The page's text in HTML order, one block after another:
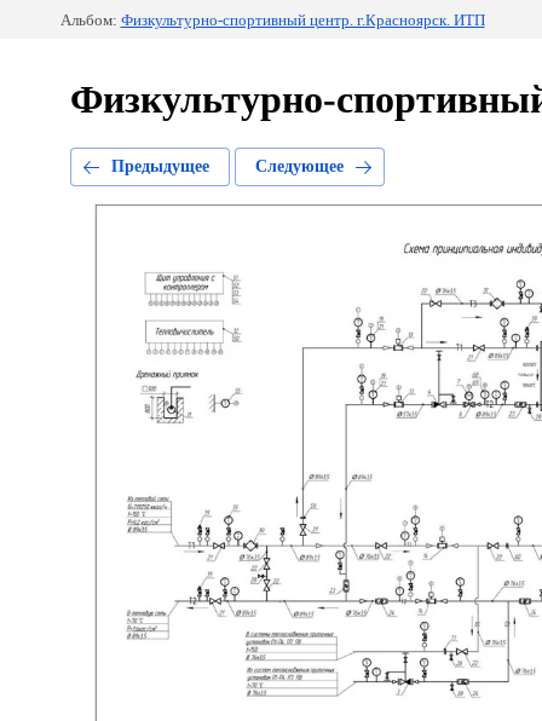
Альбом: Физкультурно-спортивный центр. г.Красноярск. ИТП
Физкультурно-
Предыдущее Следующее